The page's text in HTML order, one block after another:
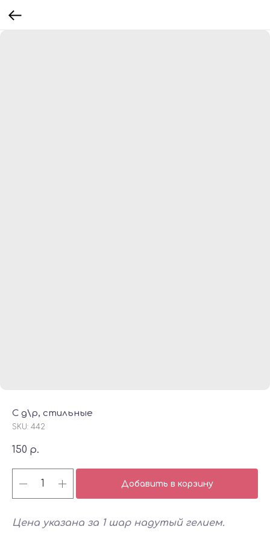
С д\р, стильные
SKU: 442
150 р.
Добавить в корзину
Цена указана за 1 шар надутый гелием.